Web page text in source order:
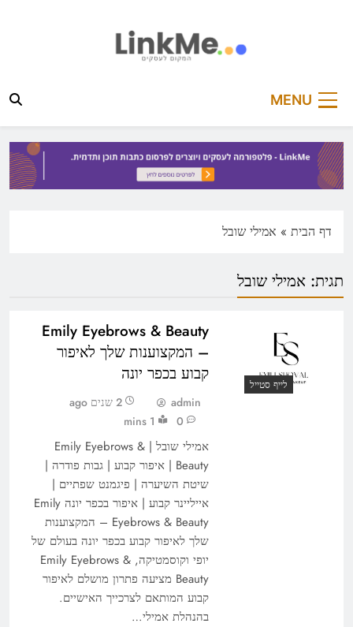
MENU
דף הבית » אמילי שובל
תגית: אמילי שובל
לייף סטייל
Emily Eyebrows & Beauty
– המקצוענות שלך לאיפור
קבוע בכפר יונה
admin
2 שנים ago
0
1 mins
אמילי שובל | Emily Eyebrows &
Beauty | איפור קבוע | גבות פודרה |
שיטת השיערה | פיגמנט שפתיים |
אייליינר קבוע | איפור בכפר יונה Emily
Eyebrows & Beauty – המקצוענות
שלך לאיפור קבוע בכפר יונה בעולם של
יופי וקוסמטיקה, Emily Eyebrows &
Beauty מציעה פתרון מושלם לאיפור
קבוע המותאם לצרכייך האישיים.
בהנהלת אמילי…